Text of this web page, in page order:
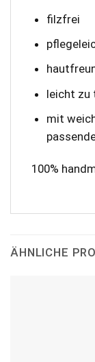
filzfrei
leicht zu
mit
100%
ÄHNLICHE